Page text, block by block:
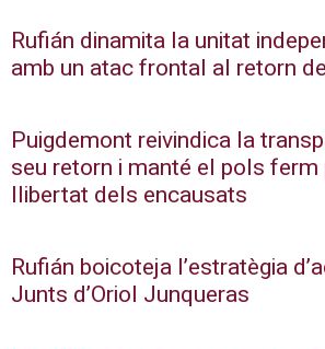
Rufián dinamita la unitat
amb un atac frontal al retorn
Puigdemont reivindica la
seu retorn i manté el pols ferm
llibertat dels encausats
Rufián boicoteja l’estratègia
Junts d’Oriol Junqueras